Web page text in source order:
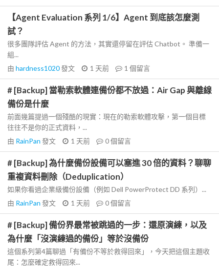
【Agent Evaluation 系列 1/6】Agent 到底該怎麼測
試？
很多團隊評估 Agent 的方法，其實還停留在評估 Chatbot。 準備一
組...
由 hardness1020發文 1 天前 1 個留言
# [Backup] 當勒索軟體連備份都不放過：Air Gap 與離線
備份是什麼
前面幾篇提過一個殘酷的現實：現在的勒索軟體攻擊，第一個目標
往往不是你的正式資料，...
由 RainPan 發文 1 天前 0個留言
# [Backup] 為什麼備份設備可以塞進 30 倍的資料？聊聊
重複資料刪除（Deduplication）
如果你看過企業級備份設備（例如 Dell PowerProtect DD 系列）...
由 RainPan 發文 1 天前 0個留言
# [Backup] 備份界最常被跳過的一步：還原演練，以及
為什麼「沒演練過的備份」等於沒備份
這個系列第4篇聊過「有備份不等於救得回來」，今天把這個主題收
尾：怎麼確定救得回來...